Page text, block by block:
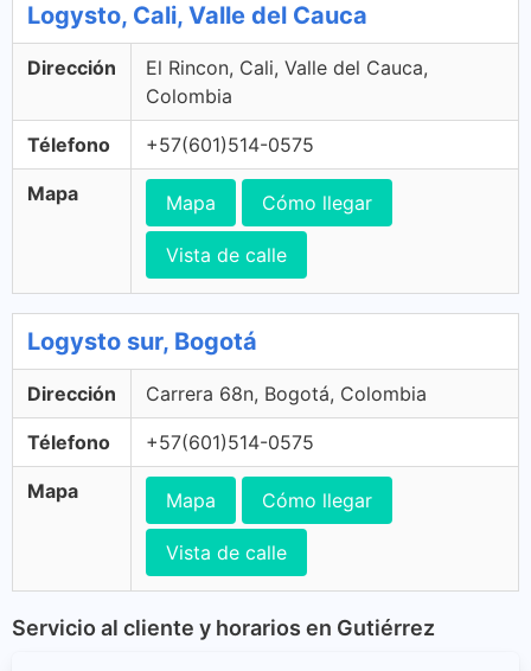
Logysto, Cali, Valle del Cauca
Dirección
El Rincon, Cali, Valle del Cauca,
Colombia
Télefono +57(601)514-0575
Mapa Mapa Cómo llegar
Vista de calle
Logysto sur, Bogotá
Dirección Carrera 68n, Bogotá, Colombia
Télefono +57(601)514-0575
Mapa Mapa Cómo llegar
Vista de calle
Servicio al cliente y horarios en Gutiérrez